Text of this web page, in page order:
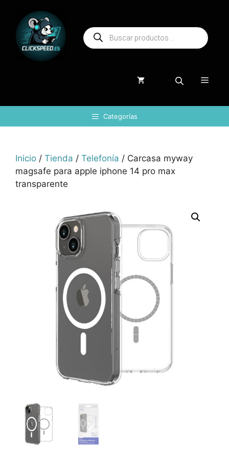
contenido
Búsqueda
de
productos
Menú
Categorías
Inicio / Tienda / Telefonía / Carcasa myway
magsafe para apple iphone 14 pro max
transparente